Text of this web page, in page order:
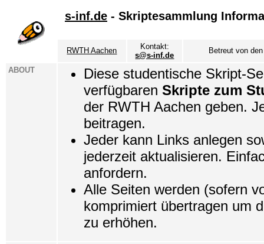
s-inf.de - Skriptesammlung
RWTH Aachen
Kontakt:
s@s-inf.de
Betreut von
ABOUT
Diese studentische Skript-
verfügbaren Skripte zum
der RWTH Aachen geben.
beitragen.
Jeder kann Links anlegen
jederzeit aktualisieren.
anfordern.
Alle Seiten werden (sofern
komprimiert übertragen um
zu erhöhen.